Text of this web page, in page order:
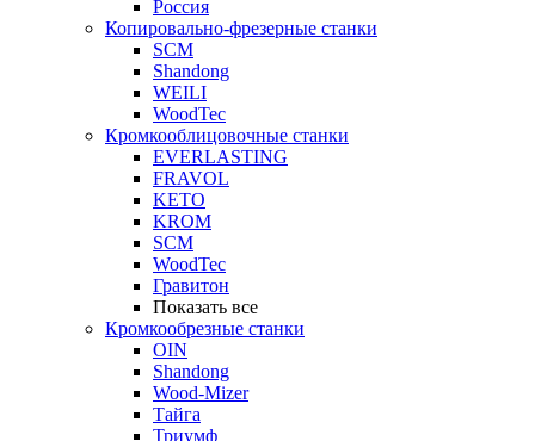
Россия
Копировально-фрезерные станки
SCM
Shandong
WEILI
WoodTec
Кромкооблицовочные станки
EVERLASTING
FRAVOL
KETO
KROM
SCM
WoodTec
Гравитон
Показать все
Кромкообрезные станки
OIN
Shandong
Wood-Mizer
Тайга
Триумф